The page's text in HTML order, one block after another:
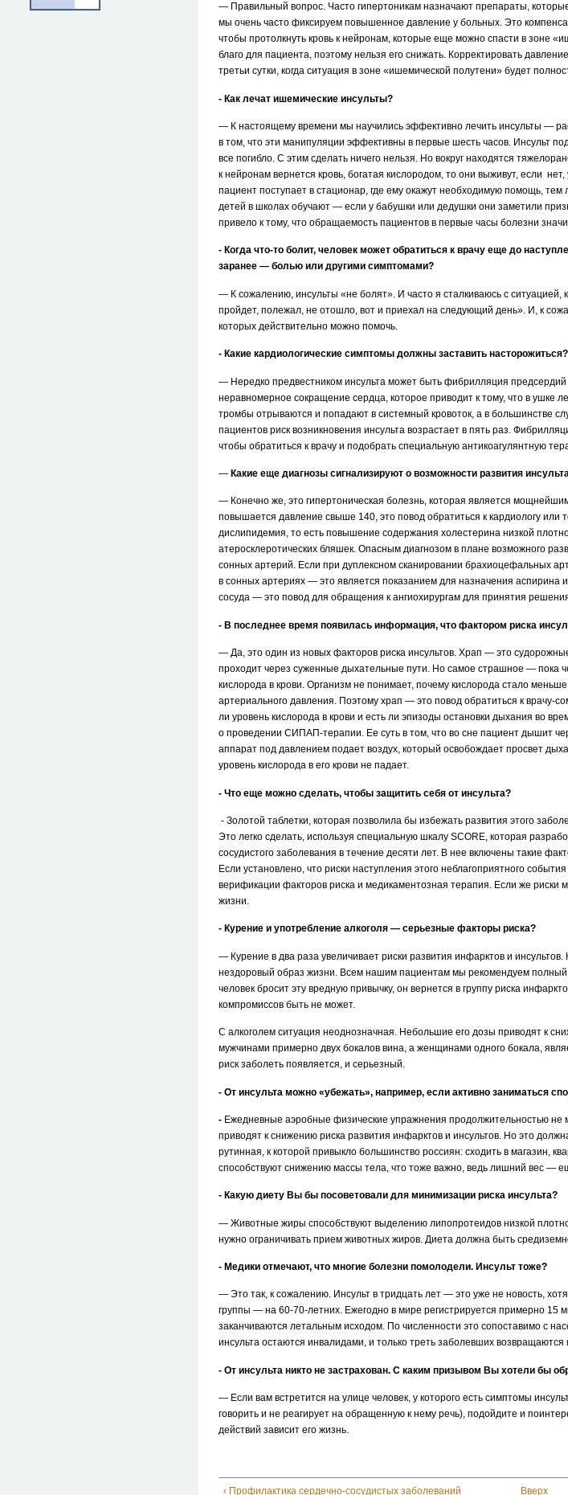
— Правильный вопрос. Часто гипертоникам назначают препараты,
мы очень часто фиксируем повышенное давление у больных. Это
чтобы протолкнуть кровь к нейронам, которые еще можно спасти в зоне
благо для пациента, поэтому нельзя его снижать. Корректировать
третьи сутки, когда ситуация в зоне «ишемической полутени» будет
- Как лечат ишемические инсульты?
— К настоящему времени мы научились эффективно лечить инсульты —
в том, что эти манипуляции эффективны в первые шесть часов. Инсульт
все погибло. С этим сделать ничего нельзя. Но вокруг находятся
к нейронам вернется кровь, богатая кислородом, то они выживут, если
пациент поступает в стационар, где ему окажут необходимую помощь,
детей в школах обучают — если у бабушки или дедушки они заметили
привело к тому, что обращаемость пациентов в первые часы болезни
- Когда что-то болит, человек может обратиться к врачу еще до
заранее — болью или другими симптомами?
— К сожалению, инсульты «не болят». И часто я сталкиваюсь с ситуацией,
пройдет, полежал, не отошло, вот и приехал на следующий день». И, к
которых действительно можно помочь.
- Какие кардиологические симптомы должны заставить насторожиться?
— Нередко предвестником инсульта может быть фибрилляция
неравномерное сокращение сердца, которое приводит к тому, что в ушке
тромбы отрываются и попадают в системный кровоток, а в большинстве
пациентов риск возникновения инсульта возрастает в пять раз.
чтобы обратиться к врачу и подобрать специальную антикоагулянтную
— Какие еще диагнозы сигнализируют о возможности развития
— Конечно же, это гипертоническая болезнь, которая является
повышается давление свыше 140, это повод обратиться к кардиологу
дислипидемия, то есть повышение содержания холестерина низкой
атеросклеротических бляшек. Опасным диагнозом в плане возможного
сонных артерий. Если при дуплексном сканировании брахиоцефальных
в сонных артериях — это является показанием для назначения аспирина
сосуда — это повод для обращения к ангиохирургам для принятия
- В последнее время появилась информация, что фактором риска
— Да, это один из новых факторов риска инсультов. Храп — это
проходит через суженные дыхательные пути. Но самое страшное — пока
кислорода в крови. Организм не понимает, почему кислорода стало
артериального давления. Поэтому храп — это повод обратиться к врачу-
ли уровень кислорода в крови и есть ли эпизоды остановки дыхания во
о проведении СИПАП-терапии. Ее суть в том, что во сне пациент дышит
аппарат под давлением подает воздух, который освобождает просвет
уровень кислорода в его крови не падает.
- Что еще можно сделать, чтобы защитить себя от инсульта?
- Золотой таблетки, которая позволила бы избежать развития этого
Это легко сделать, используя специальную шкалу SCORE, которая
сосудистого заболевания в течение десяти лет. В нее включены такие
Если установлено, что риски наступления этого неблагоприятного
верификации факторов риска и медикаментозная терапия. Если же
жизни.
- Курение и употребление алкоголя — серьезные факторы риска?
— Курение в два раза увеличивает риски развития инфарктов и
нездоровый образ жизни. Всем нашим пациентам мы рекомендуем полный
человек бросит эту вредную привычку, он вернется в группу риска
компромиссов быть не может.
С алкоголем ситуация неоднозначная. Небольшие его дозы приводят к
мужчинами примерно двух бокалов вина, а женщинами одного бокала,
риск заболеть появляется, и серьезный.
- От инсульта можно «убежать», например, если активно заниматься
- Ежедневные аэробные физические упражнения продолжительностью
приводят к снижению риска развития инфарктов и инсультов. Но это
рутинная, к которой привыкло большинство россиян: сходить в магазин,
способствуют снижению массы тела, что тоже важно, ведь лишний вес —
- Какую диету Вы бы посоветовали для минимизации риска инсульта?
— Животные жиры способствуют выделению липопротеидов низкой
нужно ограничивать прием животных жиров. Диета должна быть
- Медики отмечают, что многие болезни помолодели. Инсульт тоже?
— Это так, к сожалению. Инсульт в тридцать лет — это уже не новость,
группы — на 60-70-летних. Ежегодно в мире регистрируется примерно 15
заканчиваются летальным исходом. По численности это сопоставимо с
инсульта остаются инвалидами, и только треть заболевших
- От инсульта никто не застрахован. С каким призывом Вы хотели бы
— Если вам встретится на улице человек, у которого есть симптомы
говорить и не реагирует на обращенную к нему речь), подойдите и
действий зависит его жизнь.
‹ Профилактика сердечно-сосудистых заболеваний Вверх